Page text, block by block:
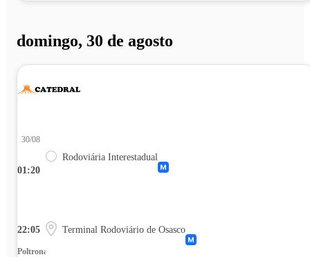
domingo, 30 de agosto
01:20
30/08
Rodoviária Interestadual
22:05 Terminal Rodoviário de Osasco
Poltrona